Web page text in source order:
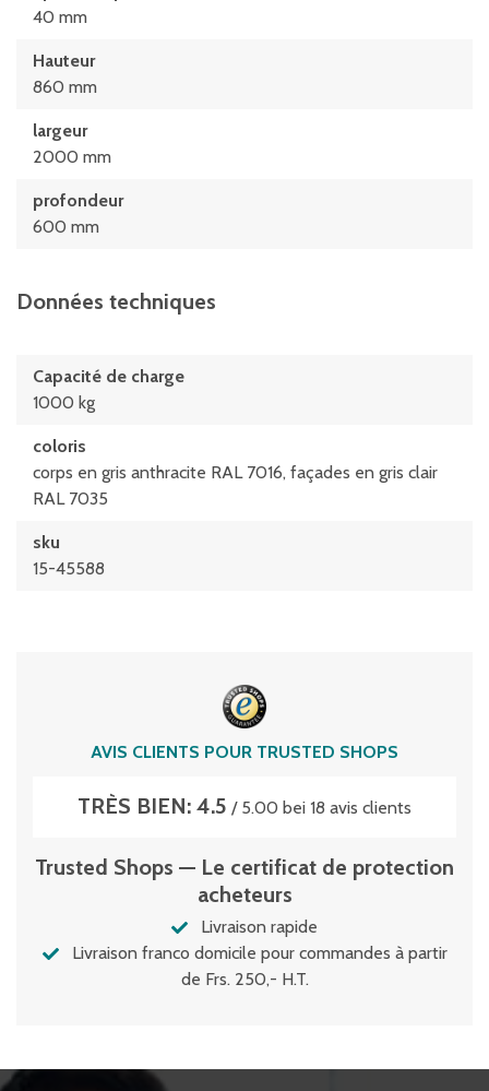
40 mm
Hauteur
860 mm
largeur
2000 mm
profondeur
600 mm
Données techniques
Capacité de charge
1000 kg
coloris
corps en gris anthracite RAL 7016, façades en gris clair
RAL 7035
sku
15-45588
AVIS CLIENTS POUR TRUSTED SHOPS
TRÈS BIEN: 4.5 / 5.00 bei 18 avis clients
Trusted Shops — Le certificat de protection
acheteurs
Livraison rapide
Livraison franco domicile pour commandes à partir
de Frs. 250,- H.T.